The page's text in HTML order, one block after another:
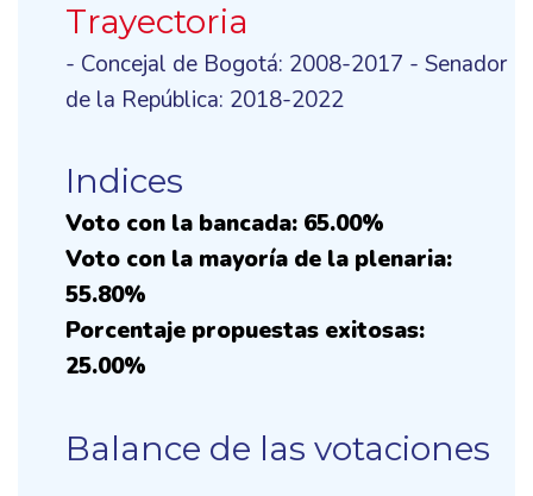
Trayectoria
- Concejal de Bogotá: 2008-2017 - Senador
de la República: 2018-2022
Indices
Voto con la bancada: 65.00%
Voto con la mayoría de la plenaria:
55.80%
Porcentaje propuestas exitosas:
25.00%
Balance de las votaciones